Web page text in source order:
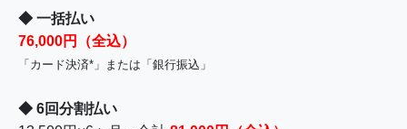
◆ 一括払い
76,000円（全込）
「カード決済*」または「銀行振込」
◆ 6回分割払い